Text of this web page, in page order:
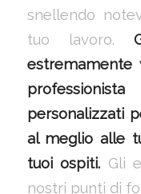
snellendo
tuo lavoro.
estremamente
personalizzati
al meglio alle
tuoi ospiti. Gli
nostri punti di